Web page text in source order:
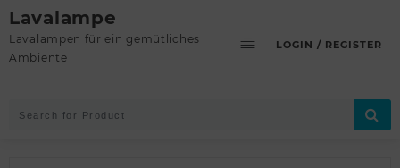
Skip
to
content
Lavalampe
Lavalampen für ein gemütliches
Ambiente
LOGIN / REGISTER